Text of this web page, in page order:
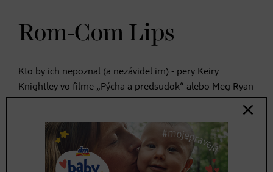
Rom-Com Lips
Kto by ich nepoznal (a nezávidel im) - pery Keiry
Knightley vo filme „Pýcha a predsudok“ alebo Meg Ryan
predstaviteliek a ich dokonalých prirodzených pier v
romantických komédiách je jednoducho nekonečný.
A tajomstvo rom-com lips? Nevyzerajú matne a ani